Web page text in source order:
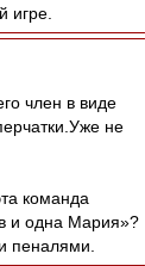
игре.
член в виде
не
команда
и одна Мария»?
пеналями.